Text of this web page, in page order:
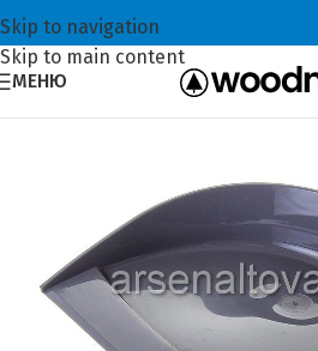
Skip to navigation
Skip to main content
МЕНЮ